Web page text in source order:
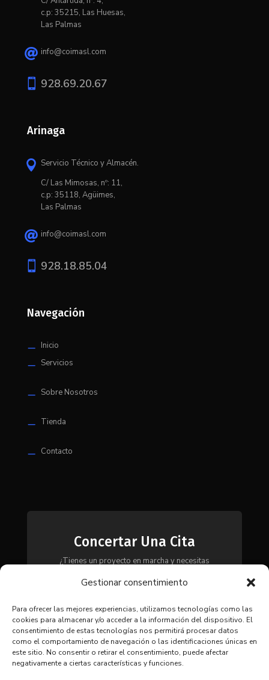
Gestionar consentimiento
Para ofrecer las mejores experiencias, utilizamos tecnologías como las
cookies para almacenar y/o acceder a la información del dispositivo. El
consentimiento de estas tecnologías nos permitirá procesar datos
como el comportamiento de navegación o las identificaciones únicas en
este sitio. No consentir o retirar el consentimiento, puede afectar
negativamente a ciertas características y funciones.
c.p: 35215, Las Huesas,
Las Palmas
 info@coimasl.com
 928.69.20.67
Arinaga
 Servicio Técnico y Almacén.
C/ Las Mimosas, nº: 11,
c.p: 35118, Agüimes,
Las Palmas
 info@coimasl.com
 928.18.85.04
Navegación
K Inicio
K Servicios
K Sobre Nosotros
K Tienda
K Contacto
Concertar Una Cita
¿Tienes un proyecto en marcha y necesitas
contacto con nosotros y te asesoraremos para
necesidades.
CONTACTAR